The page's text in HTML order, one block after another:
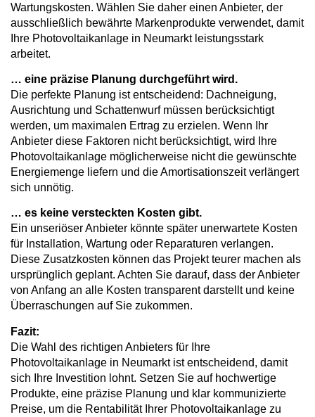
Wartungskosten. Wählen Sie daher einen Anbieter, der
ausschließlich bewährte Markenprodukte verwendet, damit
Ihre Photovoltaikanlage in Neumarkt leistungsstark
arbeitet.
… eine präzise Planung durchgeführt wird.
Die perfekte Planung ist entscheidend: Dachneigung,
Ausrichtung und Schattenwurf müssen berücksichtigt
werden, um maximalen Ertrag zu erzielen. Wenn Ihr
Anbieter diese Faktoren nicht berücksichtigt, wird Ihre
Photovoltaikanlage möglicherweise nicht die gewünschte
Energiemenge liefern und die Amortisationszeit verlängert
sich unnötig.
… es keine versteckten Kosten gibt.
Ein unseriöser Anbieter könnte später unerwartete Kosten
für Installation, Wartung oder Reparaturen verlangen.
Diese Zusatzkosten können das Projekt teurer machen als
ursprünglich geplant. Achten Sie darauf, dass der Anbieter
von Anfang an alle Kosten transparent darstellt und keine
Überraschungen auf Sie zukommen.
Fazit:
Die Wahl des richtigen Anbieters für Ihre
Photovoltaikanlage in Neumarkt ist entscheidend, damit
sich Ihre Investition lohnt. Setzen Sie auf hochwertige
Produkte, eine präzise Planung und klar kommunizierte
Preise, um die Rentabilität Ihrer Photovoltaikanlage zu